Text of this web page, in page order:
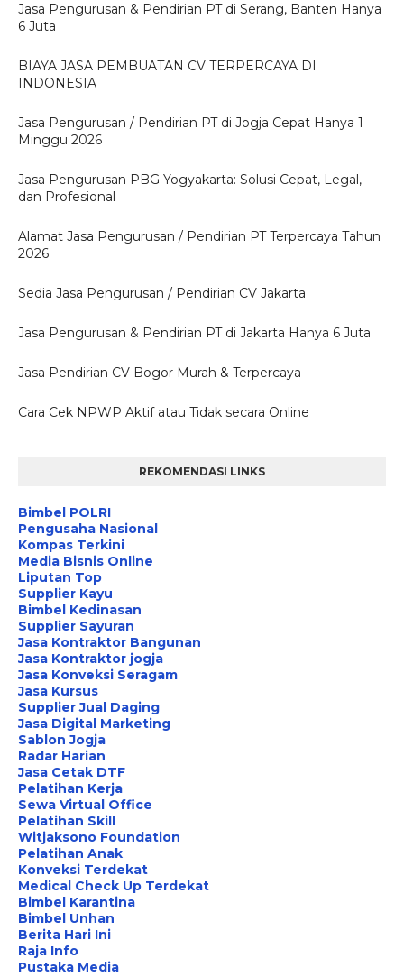
Jasa Pengurusan & Pendirian PT di Serang, Banten Hanya
6 Juta
BIAYA JASA PEMBUATAN CV TERPERCAYA DI
INDONESIA
Jasa Pengurusan / Pendirian PT di Jogja Cepat Hanya 1
Minggu 2026
Jasa Pengurusan PBG Yogyakarta: Solusi Cepat, Legal,
dan Profesional
Alamat Jasa Pengurusan / Pendirian PT Terpercaya Tahun
2026
Sedia Jasa Pengurusan / Pendirian CV Jakarta
Jasa Pengurusan & Pendirian PT di Jakarta Hanya 6 Juta
Jasa Pendirian CV Bogor Murah & Terpercaya
Cara Cek NPWP Aktif atau Tidak secara Online
REKOMENDASI LINKS
Bimbel POLRI
Pengusaha Nasional
Kompas Terkini
Media Bisnis Online
Liputan Top
Supplier Kayu
Bimbel Kedinasan
Supplier Sayuran
Jasa Kontraktor Bangunan
Jasa Kontraktor jogja
Jasa Konveksi Seragam
Jasa Kursus
Supplier Jual Daging
Jasa Digital Marketing
Sablon Jogja
Radar Harian
Jasa Cetak DTF
Pelatihan Kerja
Sewa Virtual Office
Pelatihan Skill
Witjaksono Foundation
Pelatihan Anak
Konveksi Terdekat
Medical Check Up Terdekat
Bimbel Karantina
Bimbel Unhan
Berita Hari Ini
Raja Info
Pustaka Media